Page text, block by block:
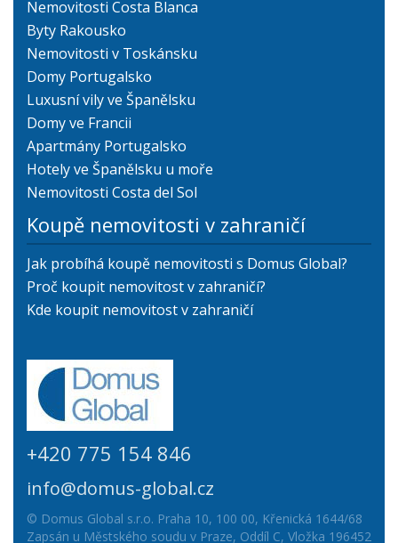
Nemovitosti Costa Blanca
Byty Rakousko
Nemovitosti v Toskánsku
Domy Portugalsko
Luxusní vily ve Španělsku
Domy ve Francii
Apartmány Portugalsko
Hotely ve Španělsku u moře
Nemovitosti Costa del Sol
Koupě nemovitosti v zahraničí
Jak probíhá koupě nemovitosti s Domus Global?
Proč koupit nemovitost v zahraničí?
Kde koupit nemovitost v zahraničí
+420 775 154 846
info@domus-global.cz
© Domus Global s.r.o. Praha 10, 100 00, Křenická 1644/68
Zapsán u Městského soudu v Praze, Oddíl C, Vložka 196452